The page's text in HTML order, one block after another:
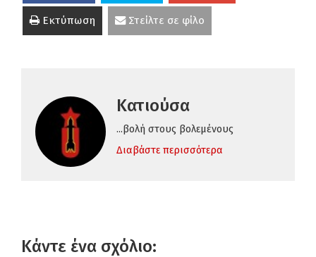
Εκτύπωση Στείλτε σε φίλο
Κατιούσα
...βολή στους βολεμένους
Διαβάστε περισσότερα
Κάντε ένα σχόλιο: